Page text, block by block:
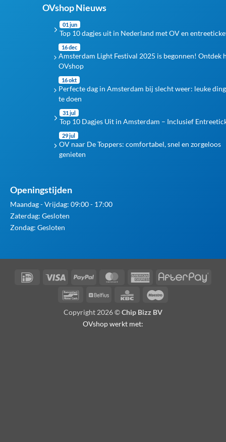
OVshop Nieuws
01 jun
Top 10 dagjes uit in Nederland met OV en
16 dec
Amsterdam Light Festival 2025 is begonnen! Ontdek
OVshop
16 okt
Perfecte dag in Amsterdam bij slecht weer: leuke
te doen
31 jul
Top 10 Dagjes Uit in Amsterdam – Inclusief
29 jul
OV naar De Toppers: comfortabel, snel en zorgeloos
genieten
Openingstijden
Maandag - Vrijdag: 09:00 - 17:00
Zaterdag: Gesloten
Zondag: Gesloten
IDeal Visa PayPal MasterCardAmerican
BancontactBelfius KBC
Copyright 2026 ©Chip Bizz BV
OVshop werkt met: